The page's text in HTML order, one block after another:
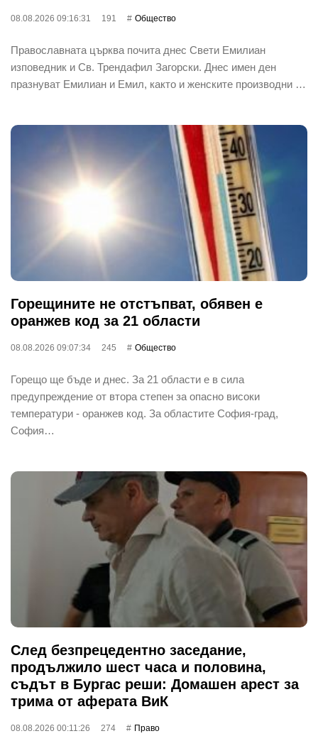
08.08.2026 09:16:31 191 Общество
Православната църква почита днес Свети Емилиан
изповедник и Св. Трендафил Загорски. Днес имен ден
празнуват Емилиан и Емил, както и женските производни …
Горещините не отстъпват, обявен е
оранжев код за 21 области
08.08.2026 09:07:34 245 Общество
Горещо ще бъде и днес. За 21 области е в сила
предупреждение от втора степен за опасно високи
температури - оранжев код. За областите София-град,
София…
След безпрецедентно заседание,
продължило шест часа и половина,
съдът в Бургас реши: Домашен арест за
трима от аферата ВиК
08.08.2026 00:11:26 274 Право